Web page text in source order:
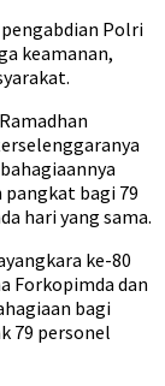
Polri
keamanan,
bagi 79
hari yang sama.
ke-80
Forkopimda dan
bagi
79 personel